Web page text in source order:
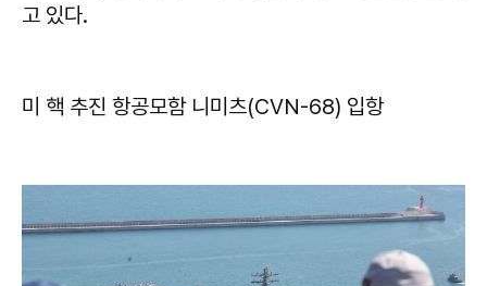
고 있다.
미 핵 추진 항공모함 니미츠(CVN-68) 입항